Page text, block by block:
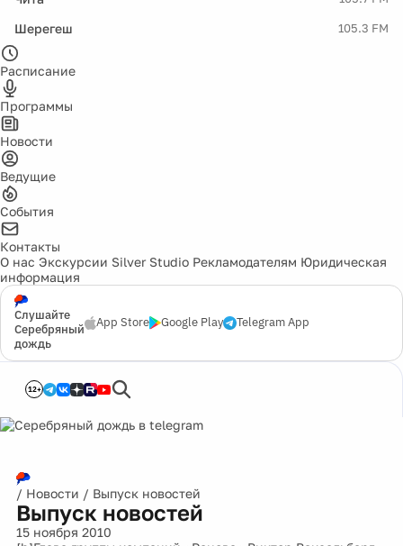
Шерегеш 105.3 FM
Расписание
Программы
Новости
Ведущие
События
Контакты
О нас Экскурсии Silver Studio Рекламодателям Юридическая
информация
Слушайте
Серебряный
дождь
App Store Google Play Telegram App
12+
/ Новости / Выпуск новостей
Выпуск новостей
15 ноября 2010